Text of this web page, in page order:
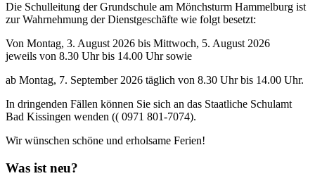
Die Schulleitung der Grundschule am Mönchsturm Hammelburg ist
zur Wahrnehmung der Dienstgeschäfte wie folgt besetzt:
Von Montag, 3. August 2026 bis Mittwoch, 5. August 2026
jeweils von 8.30 Uhr bis 14.00 Uhr sowie
ab Montag, 7. September 2026 täglich von 8.30 Uhr bis 14.00 Uhr.
In dringenden Fällen können Sie sich an das Staatliche Schulamt
Bad Kissingen wenden (( 0971 801-7074).
Wir wünschen schöne und erholsame Ferien!
Was ist neu?